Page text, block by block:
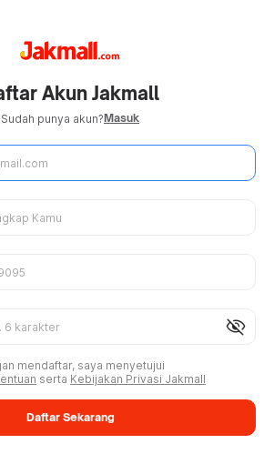
Akun Jakmall
Sudah punya akun?Masuk
visibility_off
mendaftar, saya menyetujui
serta Kebijakan Privasi Jakmall
Daftar Sekarang